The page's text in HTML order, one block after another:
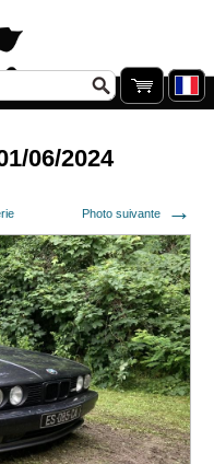
06/2024
Photo suivante